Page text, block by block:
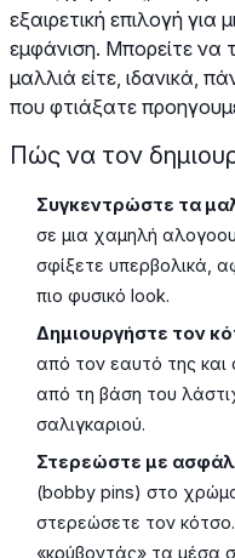
εξαιρετική επιλογή για
εμφάνιση. Μπορείτε να
μαλλιά είτε, ιδανικά,
που φτιάξατε
Πώς να τον
Συγκεντρώστε τα
σε μια χαμηλή
σφίξετε υπερβολικά,
πιο φυσικό look.
Δημιουργήστε τον
από τον εαυτό της και
από τη βάση του
σαλιγκαριού.
Στερεώστε με
(bobby pins) στο
στερεώσετε τον
«κρύβοντάς» τα μέσα